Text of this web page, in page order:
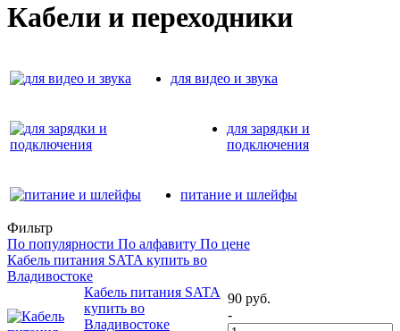
Кабели и переходники
для видео и звука
для зарядки и
подключения
питание и шлейфы
Фильтр
По популярности По алфавиту По цене
Кабель питания SATA купить во
Владивостоке
Кабель питания SATA
купить во
Владивостоке
90 руб.
-